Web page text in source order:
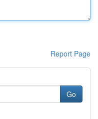
Report Page
Go